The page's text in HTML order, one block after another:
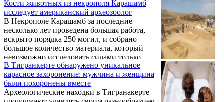
и Вайоцдзорской области Армении. Об
этом на встрече с журналистами 6 августа
сообщил директор института Павел
Аветисян.
Кости животных из некрополя Карашамб
исследует американский археозоолог
В Некрополе Карашамб за последние
несколько лет проведена большая работа,
вскрыто порядка 250 могил, и собрано
большое количество материала, который
невозможно исследовать силами только
армянских ученых. Об этом на встрече с
журналистами 6 августа сообщил директор
института археологии и этнографии
Национальной академии наук Армении
В Тигранкерте обнаружено уникальное
карасное захоронение: мужчина и женщина
были похоронены вместе
Археологические находки в Тигранакерте